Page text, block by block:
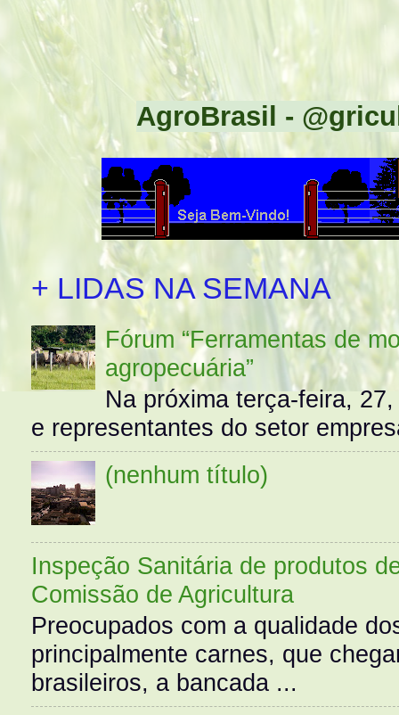
AgroBrasil -
+ LIDAS NA SEMANA
Fórum “Ferramentas de
agropecuária”
Na próxima terça-feira,
e representantes do setor
(nenhum título)
Inspeção Sanitária de produtos
Comissão de Agricultura
Preocupados com a qualidade
principalmente carnes, que
brasileiros, a bancada ...